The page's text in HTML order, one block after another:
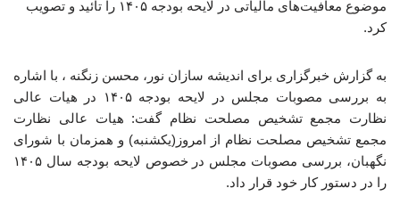
موضوع معافیت‌های مالیاتی در لایحه بودجه ۱۴۰۵ را تائید و تصویب
کرد.
به گزارش خبرگزاری برای اندیشه سازان نور، محسن زنگنه ، با اشاره
به بررسی مصوبات مجلس در لایحه بودجه ۱۴۰۵ در هیات عالی
نظارت مجمع تشخیص مصلحت نظام گفت: هیات عالی نظارت
مجمع تشخیص مصلحت نظام از امروز(یکشنبه) و همزمان با شورای
نگهبان، بررسی مصوبات مجلس در خصوص لایحه بودجه سال ۱۴۰۵
را در دستور کار خود قرار داد.